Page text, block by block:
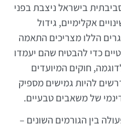
בישראל ניצבת בפני
אקלימיים, גידול
הללו מצריכים התאמה
כדי להבטיח שהם יעמדו
חוקים המיועדים
להיות גמישים מספיק
של משאבים טבעיים.
בין הגורמים השונים –